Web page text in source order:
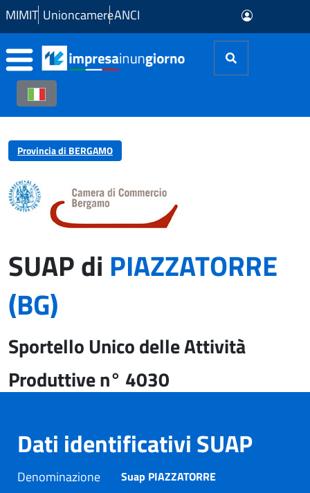
Skip to Main Content
MIMIT UnioncamereANCI
Provincia di BERGAMO
SUAP di PIAZZATORRE
(BG)
Sportello Unico delle Attività
Produttive n° 4030
Dati identificativi SUAP
Denominazione Suap PIAZZATORRE